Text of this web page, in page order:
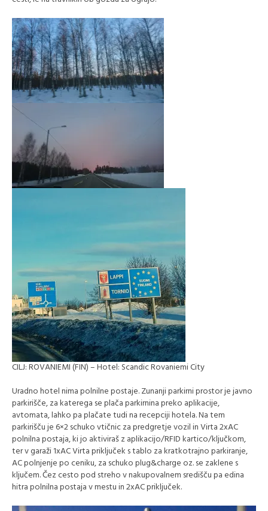
CILJ: ROVANIEMI (FIN) – Hotel: Scandic Rovaniemi City
Uradno hotel nima polnilne postaje. Zunanji parkirni prostor je javno
parkirišče, za katerega se plača parkirnina preko aplikacije,
avtomata, lahko pa plačate tudi na recepciji hotela. Na tem
parkirišču je 6×2 schuko vtičnic za predgretje vozil in Virta 2xAC
polnilna postaja, ki jo aktiviraš z aplikacijo/RFID kartico/ključkom,
ter v garaži 1xAC Virta priključek s tablo za kratkotrajno parkiranje,
AC polnjenje po ceniku, za schuko plug&charge oz. se zaklene s
ključem. Čez cesto pod streho v nakupovalnem središču pa edina
hitra polnilna postaja v mestu in 2xAC priključek.